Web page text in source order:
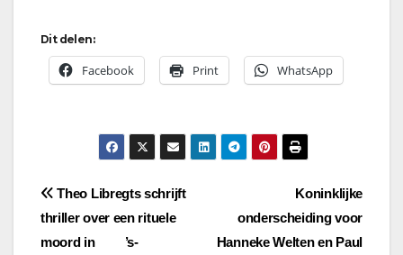
Dit delen:
Facebook Print WhatsApp
Bericht
navigatie
Koninklijke
onderscheiding voor
Hanneke Welten en Paul
Theo Libregts schrijft
thriller over een rituele
moord in ’s-